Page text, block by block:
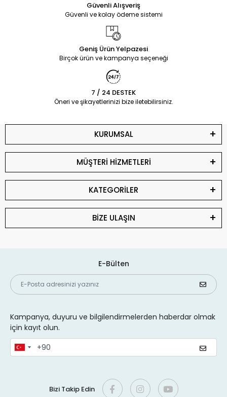
Güvenli Alışveriş
Güvenli ve kolay ödeme sistemi
Geniş Ürün Yelpazesi
Birçok ürün ve kampanya seçeneği
7 / 24 DESTEK
Öneri ve şikayetlerinizi bize iletebilirsiniz.
KURUMSAL
MÜŞTERİ HİZMETLERİ
KATEGORİLER
BİZE ULAŞIN
E-Bülten
Kampanya, duyuru ve bilgilendirmelerden haberdar olmak
için kayıt olun.
Bizi Takip Edin